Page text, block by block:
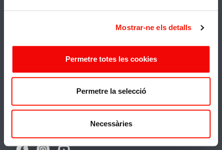
Mostrar-ne els detalls
Permetre totes les cookies
Permetre la selecció
Necessàries
Política de privacidad
Condicions generals i política de devolució
Privacy PolicyandTerms of Service